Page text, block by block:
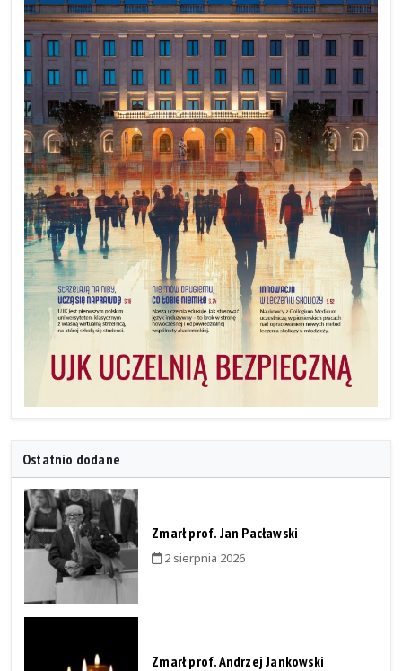
Ostatnio dodane
Zmarł prof. Jan Pacławski
2 sierpnia 2026
Zmarł prof. Andrzej Jankowski